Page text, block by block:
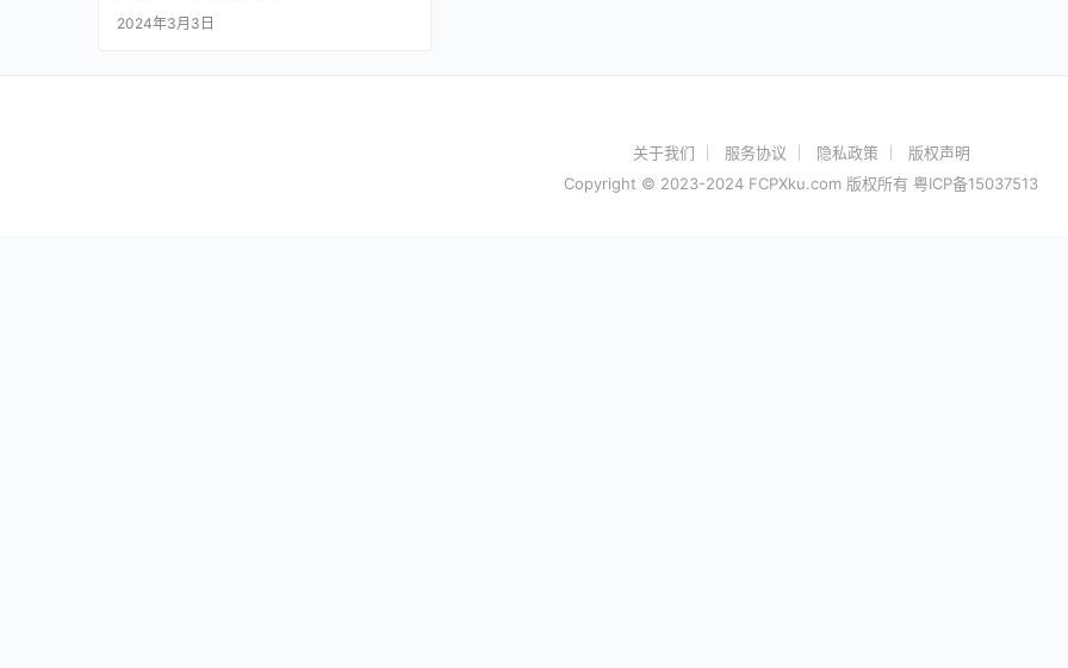
2024年3月3日
关于我们 服务协议 隐私政策
版权声明
Copyright © 2023-2024 FCPXku.com 版权所有 粤ICP备15037513